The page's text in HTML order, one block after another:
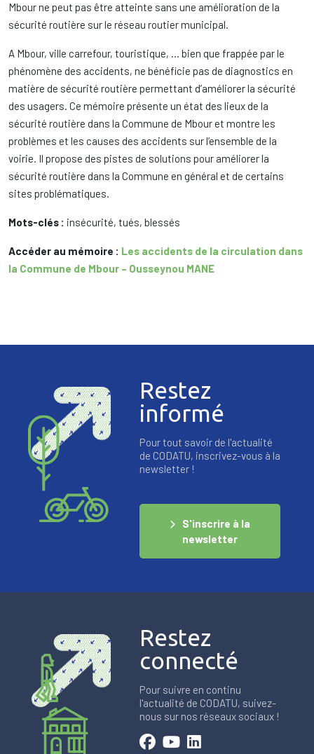
Mbour ne peut pas être atteinte sans une amélioration de la
sécurité routière sur le réseau routier municipal.
A Mbour, ville carrefour, touristique, … bien que frappée par le
phénomène des accidents, ne bénéficie pas de diagnostics en
matière de sécurité routière permettant d’améliorer la sécurité
des usagers. Ce mémoire présente un état des lieux de la
sécurité routière dans la Commune de Mbour et montre les
problèmes et les causes des accidents sur l’ensemble de la
voirie. Il propose des pistes de solutions pour améliorer la
sécurité routière dans la Commune en général et de certains
sites problématiques.
Mots-clés : insécurité, tués, blessés
Accéder au mémoire : Les accidents de la circulation dans
la Commune de Mbour – Ousseynou MANE
Restez
informé
Pour tout savoir de l'actualité
de CODATU, inscrivez-vous à la
newsletter !
S'inscrire à la
newsletter
Restez
connecté
Pour suivre en continu
l'actualité de CODATU, suivez-
nous sur nos réseaux sociaux !